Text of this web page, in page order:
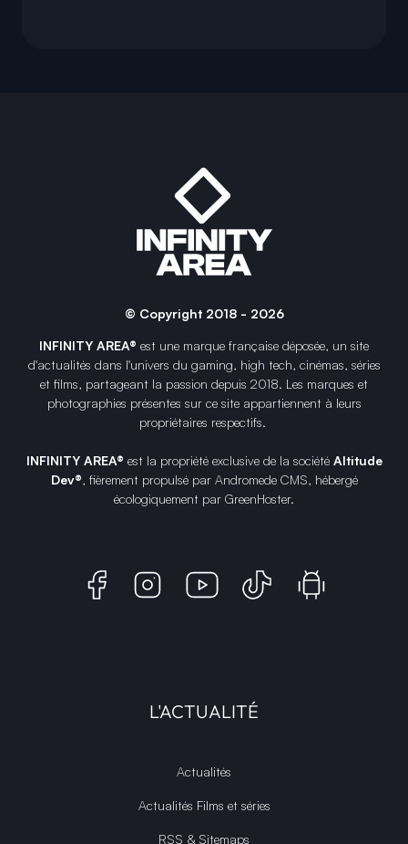
© Copyright 2018 - 2026
INFINITY AREA® est une marque française déposée, un site
d'actualités dans l'univers du gaming, high tech, cinémas, séries
et films, partageant la passion depuis 2018. Les marques et
photographies présentes sur ce site appartiennent à leurs
propriétaires respectifs.
INFINITY AREA® est la propriété exclusive de la société Altitude
Dev®, fièrement propulsé par Andromede CMS, hébergé
écologiquement par GreenHoster.
L'ACTUALITÉ
Actualités
Actualités Films et séries
RSS & Sitemaps